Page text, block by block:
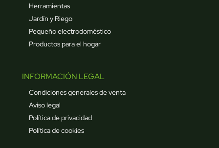
Herramientas
Jardín y Riego
Pequeño electrodoméstico
Productos para el hogar
INFORMACIÓN LEGAL
Condiciones generales de venta
Aviso legal
Política de privacidad
Política de cookies